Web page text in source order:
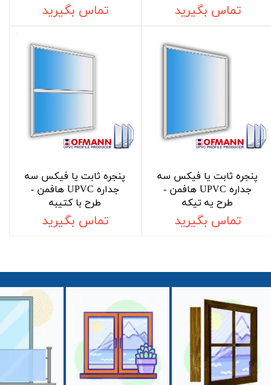
تماس بگیرید تماس بگیرید
پنجره ثابت یا فیکس سه
جداره UPVC هافمن -
طرح یه تیکه
تماس بگیرید
پنجره ثابت یا فیکس سه
جداره UPVC هافمن -
طرح با کتیبه
تماس بگیرید